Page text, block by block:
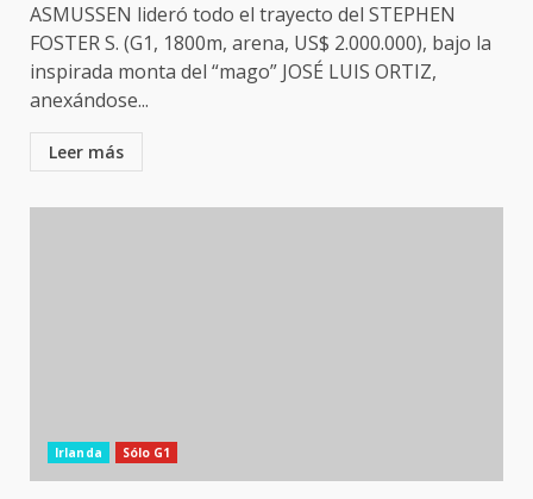
ASMUSSEN lideró todo el trayecto del STEPHEN
FOSTER S. (G1, 1800m, arena, US$ 2.000.000), bajo la
inspirada monta del “mago” JOSÉ LUIS ORTIZ,
anexándose...
Leer más
Irlanda Sólo G1